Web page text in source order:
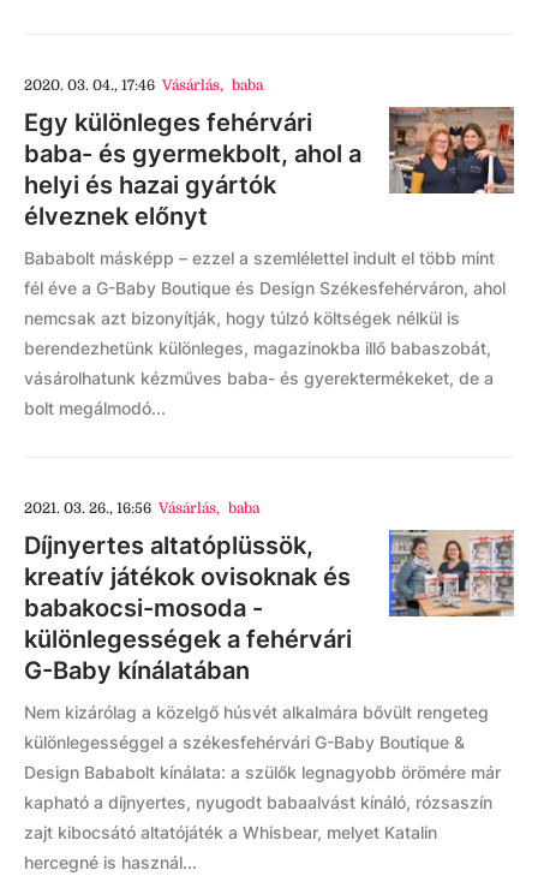
2020. 03. 04., 17:46 Vásárlás, baba
Egy különleges fehérvári
baba- és gyermekbolt, ahol a
helyi és hazai gyártók
élveznek előnyt
Bababolt másképp – ezzel a szemlélettel indult el több mint
fél éve a G-Baby Boutique és Design Székesfehérváron, ahol
nemcsak azt bizonyítják, hogy túlzó költségek nélkül is
berendezhetünk különleges, magazinokba illő babaszobát,
vásárolhatunk kézműves baba- és gyerektermékeket, de a
bolt megálmodó...
2021. 03. 26., 16:56 Vásárlás, baba
Díjnyertes altatóplüssök,
kreatív játékok ovisoknak és
babakocsi-mosoda -
különlegességek a fehérvári
G-Baby kínálatában
Nem kizárólag a közelgő húsvét alkalmára bővült rengeteg
különlegességgel a székesfehérvári G-Baby Boutique &
Design Bababolt kínálata: a szülők legnagyobb örömére már
kapható a díjnyertes, nyugodt babaalvást kínáló, rózsaszín
zajt kibocsátó altatójáték a Whisbear, melyet Katalin
hercegné is használ...